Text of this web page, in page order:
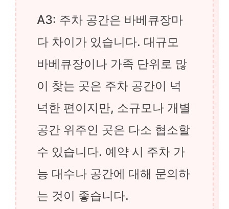
A3: 주차 공간은 바베큐장마
다 차이가 있습니다. 대규모
바베큐장이나 가족 단위로 많
이 찾는 곳은 주차 공간이 넉
넉한 편이지만, 소규모나 개별
공간 위주인 곳은 다소 협소할
수 있습니다. 예약 시 주차 가
능 대수나 공간에 대해 문의하
는 것이 좋습니다.